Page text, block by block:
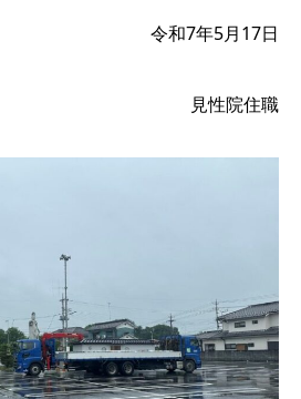
令和7年5月17日
見性院住職